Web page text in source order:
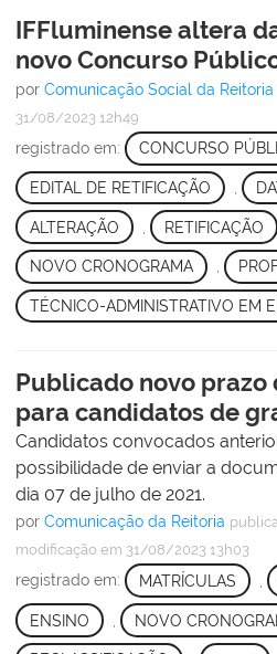
IFFluminense altera
novo Concurso
por Comunicação Social da Reitoria
31/08/2023 12h49
registrado em: CONCURSO
EDITAL DE RETIFICAÇÃO
ALTERAÇÃO RETIFICAÇÃO
NOVO CRONOGRAMA ,
TÉCNICO-ADMINISTRATIVO EM
Publicado novo
para candidatos de
Candidatos convocados
possibilidade de enviar a
dia 07 de julho de 2021.
por Comunicação da Reitoria
modificação em 31/08/2023 13h03
registrado em: MATRÍCULAS
ENSINO NOVO